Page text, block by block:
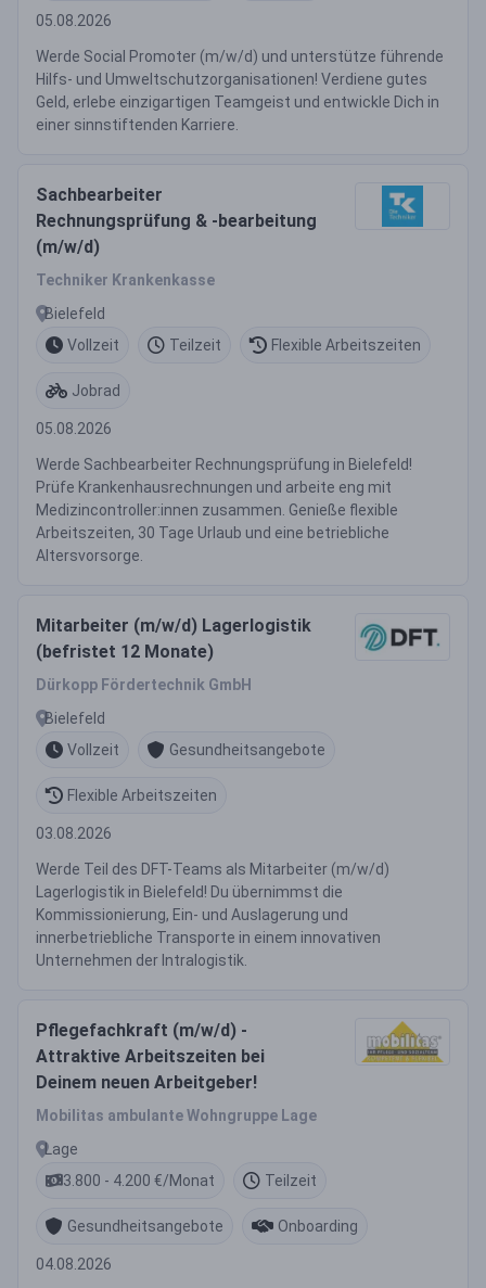
05.08.2026
Werde Social Promoter (m/w/d) und unterstütze führende
Hilfs- und Umweltschutzorganisationen! Verdiene gutes
Geld, erlebe einzigartigen Teamgeist und entwickle Dich in
einer sinnstiftenden Karriere.
Sachbearbeiter
Rechnungsprüfung & -bearbeitung
(m/w/d)
Techniker Krankenkasse
Bielefeld
Vollzeit
Teilzeit Flexible Arbeitszeiten
Jobrad
05.08.2026
Werde Sachbearbeiter Rechnungsprüfung in Bielefeld!
Prüfe Krankenhausrechnungen und arbeite eng mit
Medizincontroller:innen zusammen. Genieße flexible
Arbeitszeiten, 30 Tage Urlaub und eine betriebliche
Altersvorsorge.
Mitarbeiter (m/w/d) Lagerlogistik
(befristet 12 Monate)
Dürkopp Fördertechnik GmbH
Bielefeld
Vollzeit
Gesundheitsangebote
Flexible Arbeitszeiten
03.08.2026
Werde Teil des DFT-Teams als Mitarbeiter (m/w/d)
Lagerlogistik in Bielefeld! Du übernimmst die
Kommissionierung, Ein- und Auslagerung und
innerbetriebliche Transporte in einem innovativen
Unternehmen der Intralogistik.
Pflegefachkraft (m/w/d) -
Attraktive Arbeitszeiten bei
Deinem neuen Arbeitgeber!
Mobilitas ambulante Wohngruppe Lage
Lage
3.800 - 4.200 €/Monat
Teilzeit
Gesundheitsangebote Onboarding
04.08.2026